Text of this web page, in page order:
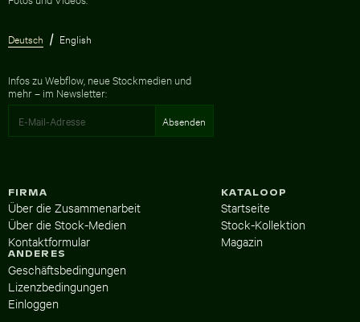
Deutsch English
Infos zu Webflow, neue Stockmedien und
mehr – im Newsletter:
KATALOOP
Startseite
Stock-Kollektion
Magazin
FIRMA
Über die Zusammenarbeit
Über die Stock-Medien
Kontaktformular
ANDERES
Geschäftsbedingungen
Lizenzbedingungen
Einloggen